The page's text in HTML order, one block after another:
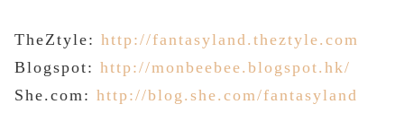
TheZtyle: http://fantasyland.theztyle.com
Blogspot: http://monbeebee.blogspot.hk/
She.com: http://blog.she.com/fantasyland